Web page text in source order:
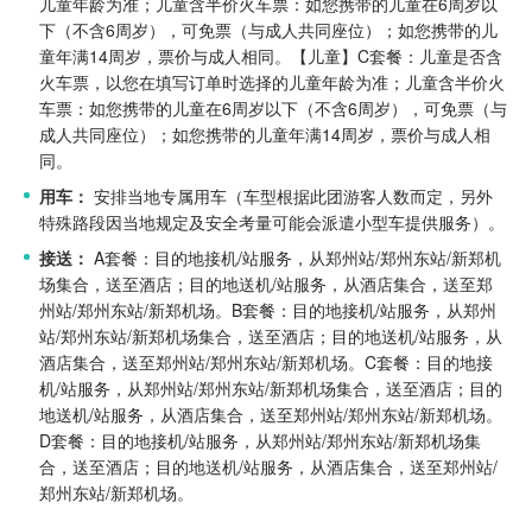
下（不含6周岁），可免票（与成人共同座位）；如您携带的儿
童年满14周岁，票价与成人相同。
【儿童】C套餐：儿童是否含
火车票，以您在填写订单时选择的儿童年龄为准；儿童含半价火
车票：如您携带的儿童在6周岁以下（不含6周岁），可免票（与
成人共同座位）；如您携带的儿童年满14周岁，票价与成人相
同。
用车： 安排当地专属用车（车型根据此团游客人数而定，另外
特殊路段因当地规定及安全考量可能会派遣小型车提供服务）。
接送： A套餐：目的地接机/站服务，从郑州站/郑州东站/新郑机
场集合，送至酒店；目的地送机/站服务，从酒店集合，送至郑
州站/郑州东站/新郑机场。 B套餐：目的地接机/站服务，从郑州
站/郑州东站/新郑机场集合，送至酒店；目的地送机/站服务，从
酒店集合，送至郑州站/郑州东站/新郑机场。 C套餐：目的地接
机/站服务，从郑州站/郑州东站/新郑机场集合，送至酒店；目的
地送机/站服务，从酒店集合，送至郑州站/郑州东站/新郑机场。
D套餐：目的地接机/站服务，从郑州站/郑州东站/新郑机场集
合，送至酒店；目的地送机/站服务，从酒店集合，送至郑州站/
郑州东站/新郑机场。